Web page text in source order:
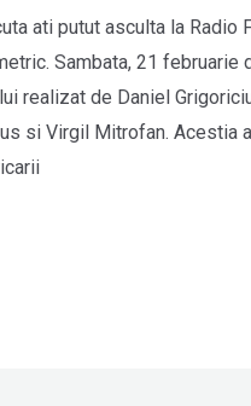
ati putut asculta la
Sambata, 21 februarie
realizat de Daniel
si Virgil Mitrofan. Acestia